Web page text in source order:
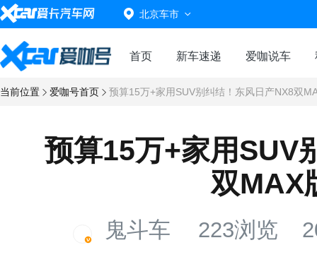
北京车市
首页 新车速递 爱咖说车
当前位置 爱咖号首页 预算15万+家用SUV别纠结！东风日产NX8双
预算15万+家用SUV
双MAX
鬼斗车 223浏览